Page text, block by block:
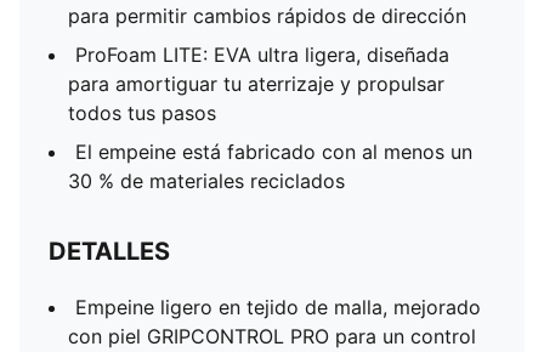
y césped artificial 2G (TT)
para permitir cambios rápidos de dirección
ProFoam LITE: EVA ultra ligera, diseñada
para amortiguar tu aterrizaje y propulsar
todos tus pasos
El empeine está fabricado con al menos un
30 % de materiales reciclados
DETALLES
Empeine ligero en tejido de malla, mejorado
con piel GRIPCONTROL PRO para un control